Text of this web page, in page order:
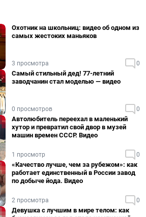
Охотник на школьниц: видео об одном из
самых жестоких маньяков
3 просмотра 0
Самый стильный дед! 77-летний
заводчанин стал моделью — видео
0 просмотров 0
Автолюбитель переехал в маленький
хутор и превратил свой двор в музей
машин времен СССР. Видео
1 просмотр 0
«Качество лучше, чем за рубежом»: как
работает единственный в России завод
по добыче йода. Видео
2 просмотра 0
Девушка с лучшим в мире телом: как